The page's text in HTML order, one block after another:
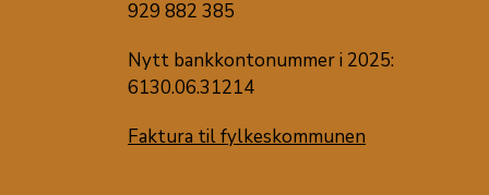
929 882 385
Nytt bankkontonummer i 2025:
6130.06.31214
Faktura til fylkeskommunen